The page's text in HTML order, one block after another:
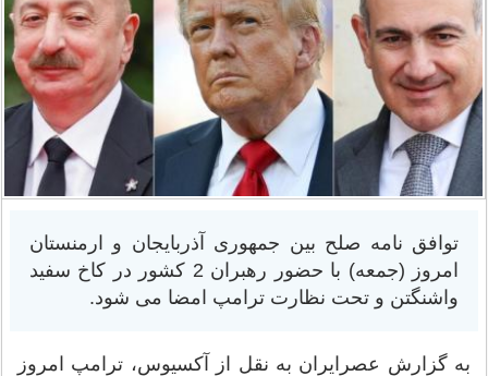
توافق نامه صلح بین جمهوری آذربایجان و ارمنستان
امروز (جمعه) با حضور رهبران 2 کشور در کاخ سفید
واشنگتن و تحت نظارت ترامپ امضا می شود.
به گزارش عصرایران به نقل از آکسیوس، ترامپ امروز